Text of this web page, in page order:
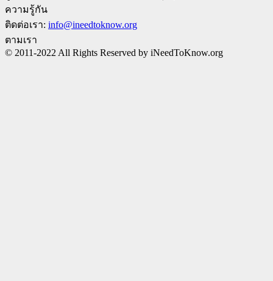
ความรู้กัน
ติดต่อเรา: info@ineedtoknow.org
ตามเรา
© 2011-2022 All Rights Reserved by iNeedToKnow.org